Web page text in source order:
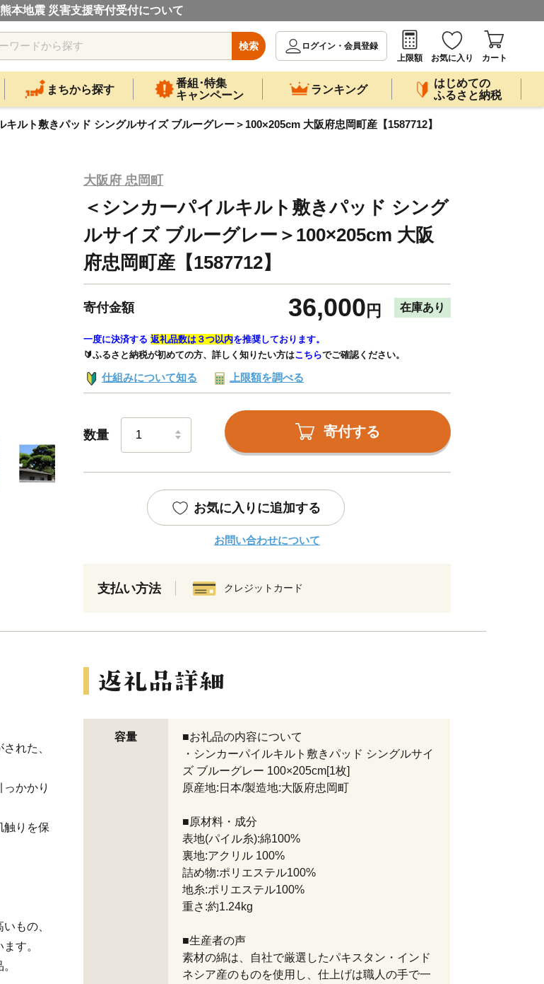
本地震 災害支援寄付受付について
検索
ログイン・会員登録
上限額
お気に入り カート
まちから探す
番組･特集
キャンペーン
ランキング
はじめての
ふるさと納税
キルト敷きパッド シングルサイズ ブルーグレー＞100×205cm 大阪府忠岡町産【1587712】
大阪府 忠岡町
＜シンカーパイルキルト敷きパッド シング
ルサイズ ブルーグレー＞100×205cm 大阪
府忠岡町産【1587712】
寄付金額 36,000 円 在庫あり
一度に決済する 返礼品数は３つ以内を推奨しております。
🔰ふるさと納税が初めての方、詳しく知りたい方はこちらでご確認ください。
仕組みについて知る 上限額を調べる
数量 寄付する
お気に入りに追加する
お問い合わせについて
支払い方法 クレジットカード
れた、
かかり
触りを保
もの、
す。
容量
■お礼品の内容について
・シンカーパイルキルト敷きパッド シングルサイ
ズ ブルーグレー 100×205cm[1枚]
原産地:日本/製造地:大阪府忠岡町
■原材料・成分
表地(パイル糸):綿100%
裏地:アクリル 100%
詰め物:ポリエステル100%
地糸:ポリエステル100%
重さ:約1.24kg
■生産者の声
素材の綿は、自社で厳選したパキスタン・インド
ネシア産のものを使用し、仕上げは職人の手で一